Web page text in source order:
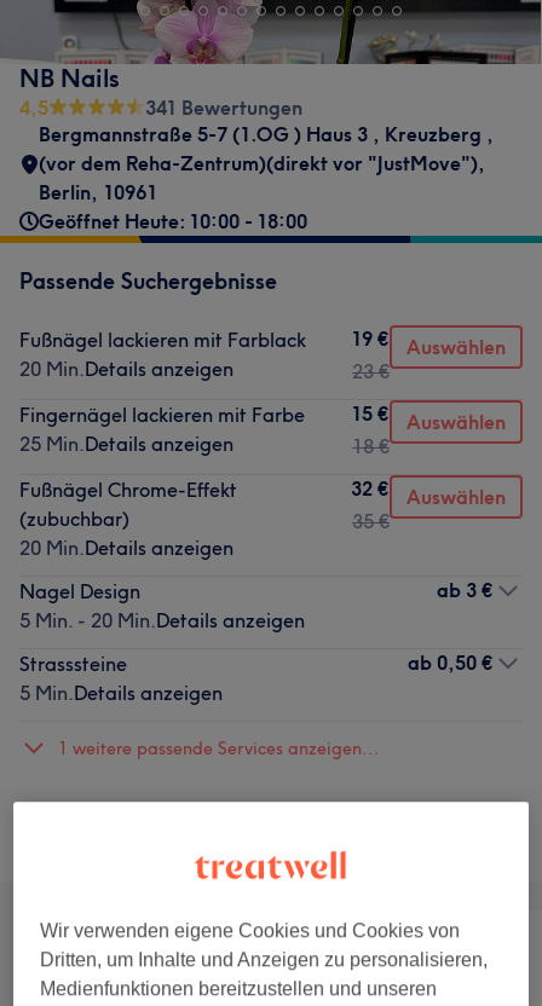
NB Nails
4,5
341 Bewertungen
Bergmannstraße 5-7 (1.OG ) Haus 3 , Kreuzberg ,
(vor dem Reha-Zentrum)(direkt vor "JustMove"),
Berlin, 10961
Geöffnet Heute: 10:00 - 18:00
Passende Suchergebnisse
Fußnägel lackieren mit Farblack
20 Min.Details anzeigen
19 €
23 €
Auswählen
Fingernägel lackieren mit Farbe
25 Min.Details anzeigen
15 €
18 €
Auswählen
Fußnägel Chrome-Effekt
(zubuchbar)
20 Min.Details anzeigen
32 €
35 €
Auswählen
Nagel Design
5 Min. - 20 Min.Details anzeigen
ab 3 €
Strasssteine
5 Min.Details anzeigen
ab 0,50 €
1 weitere passende Services anzeigen...
Alle Nägel
Wir verwenden eigene Cookies und Cookies von
Dritten, um Inhalte und Anzeigen zu personalisieren,
Medienfunktionen bereitzustellen und unseren